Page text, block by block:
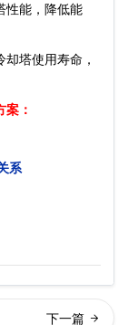
性能，降低能
却塔使用寿命，
：
系